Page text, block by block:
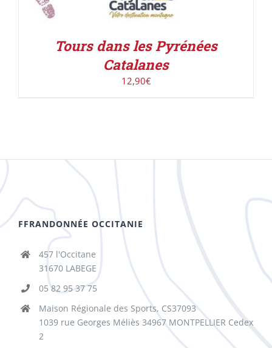
Tours dans les Pyrénées
Catalanes
12,90€
FFRANDONNÉE OCCITANIE
457 l'Occitane
31670 LABEGE
05 82 95 37 75
Maison Régionale des Sports, CS37093
1039 rue Georges Méliès 34967 MONTPELLIER Cedex
2